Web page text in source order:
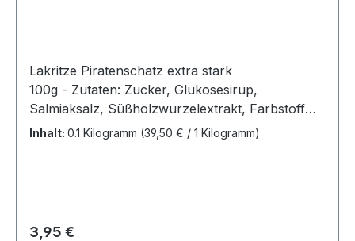
Lakritze Piratenschatz extra stark
100g - Zutaten: Zucker, Glukosesirup,
Salmiaksalz, Süßholzwurzelextrakt, Farbstoff
(E153), AromaExtra stark – Erwachsenen-Lakritz
Inhalt: 0.1 Kilogramm (39,50 € / 1 Kilogramm)
Regulärer Preis:
3,95 €